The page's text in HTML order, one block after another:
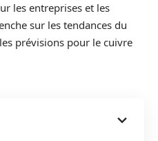
les entreprises et les
sur les tendances du
prévisions pour le cuivre